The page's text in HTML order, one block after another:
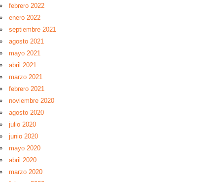
febrero 2022
enero 2022
septiembre 2021
agosto 2021
mayo 2021
abril 2021
marzo 2021
febrero 2021
noviembre 2020
agosto 2020
julio 2020
junio 2020
mayo 2020
abril 2020
marzo 2020